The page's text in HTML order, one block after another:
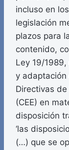
incluso en
legislación
plazos para
contenido,
Ley 19/
y adaptación
Directivas
(CEE) en
disposición
‘las
(…) que se